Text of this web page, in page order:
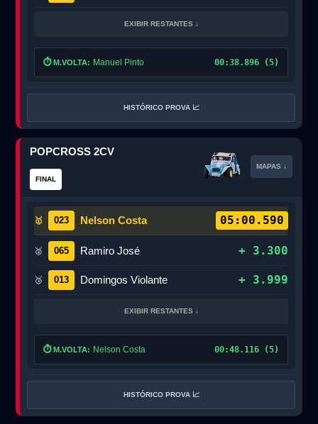
EXIBIR RESTANTES ↓
⏱️M.VOLTA: Manuel Pinto 00:38.896 (5)
HISTÓRICO PROVA 📈
POPCROSS 2CV
FINAL
MAPAS ↓
🥇 023 Nelson Costa 05:00.590
🥈 065 Ramiro José + 3.300
🥉 013 Domingos Violante + 3.999
EXIBIR RESTANTES ↓
⏱️M.VOLTA: Nelson Costa 00:48.116 (5)
HISTÓRICO PROVA 📈